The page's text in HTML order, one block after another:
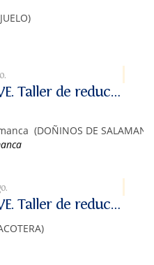
PUNTO CLAVE. Taller de reducción de riesgos asociados al consumo de alcohol y otras drogas.
(DOÑINOS DE
PUNTO CLAVE. Taller de reducción de riesgos asociados al consumo de alcohol y otras drogas.